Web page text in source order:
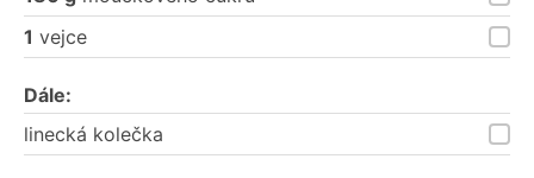
1 vejce
Dále:
linecká kolečka